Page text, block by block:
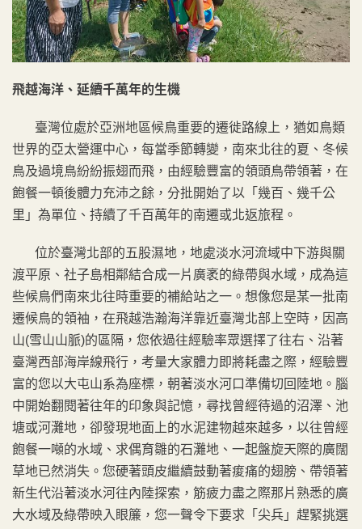
飛越海洋、延續千萬年的生機
臺灣位處於亞洲地區候鳥重要的遷徙路線上，猶如鳥類
世界的亞太營運中心，每當季節轉變，南來北往的夏、冬候
鳥及過境鳥紛紛振翅而飛，由經驗豐富的領頭鳥帶領著，在
飽餐一頓後體力充沛之餘，分批開始了以「幾百、幾千公
里」為單位、持續了千百萬年的南遷或北返旅程。
位於臺灣北部的五股濕地，地處淡水河流域中下游與關
渡平原、社子島相鄰結合成一片廣袤的綠帶與水域，成為這
些候鳥們南來北往時重要的補給站之一。想像您是某一批南
遷候鳥的領袖，在飛越浩瀚海洋靠近臺灣北部上空時，因高
山(雪山山脈)的區隔，您依過往經驗率眾選擇了往右、沿著
臺灣西部海岸線飛行，考量大家體力即將耗盡之際，經驗豐
富的您以大屯山系為座標，朝著淡水河口準備切回陸地。腦
中開始翻閱著往年的印象與記憶，尋找曾經待過的沼澤、池
塘或河灘地，卻發現地面上的水泥建物越來越多，以往曾經
飽餐一噸的水域、求偶育雛的石灘地、一起盤旋天際的廣闊
草地已然消失。您硬著頭皮繼續鼓動著痠痛的翅膀、帶領著
新生代沿著淡水河往內陸探索，筋疲力盡之際那片熟悉的廣
大水域及綠帶映入眼簾，您一聲令下要求「尖兵」趕緊挑選